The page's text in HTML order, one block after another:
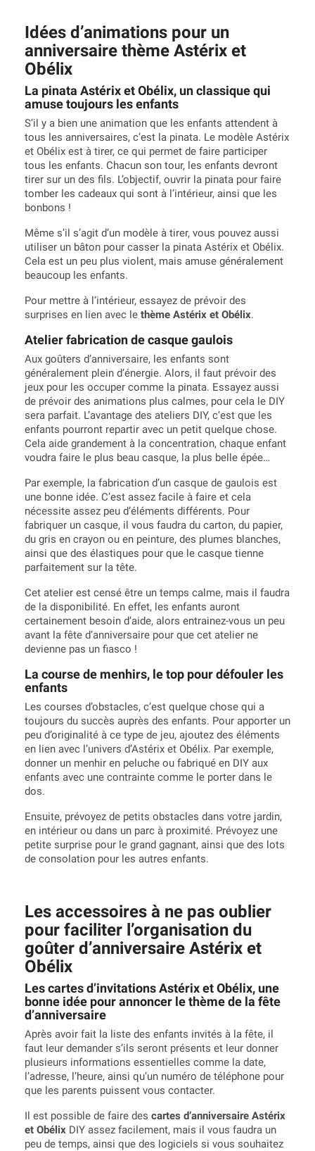
Idées d’animations pour un
anniversaire thème Astérix et
Obélix
La pinata Astérix et Obélix, un classique qui
amuse toujours les enfants
S’il y a bien une animation que les enfants attendent à
tous les anniversaires, c’est la pinata. Le modèle Astérix
et Obélix est à tirer, ce qui permet de faire participer
tous les enfants. Chacun son tour, les enfants devront
tirer sur un des fils. L’objectif, ouvrir la pinata pour faire
tomber les cadeaux qui sont à l’intérieur, ainsi que les
bonbons !
Même s’il s’agit d’un modèle à tirer, vous pouvez aussi
utiliser un bâton pour casser la pinata Astérix et Obélix.
Cela est un peu plus violent, mais amuse généralement
beaucoup les enfants.
Pour mettre à l’intérieur, essayez de prévoir des
surprises en lien avec le thème Astérix et Obélix.
Atelier fabrication de casque gaulois
Aux goûters d’anniversaire, les enfants sont
généralement plein d’énergie. Alors, il faut prévoir des
jeux pour les occuper comme la pinata. Essayez aussi
de prévoir des animations plus calmes, pour cela le DIY
sera parfait. L’avantage des ateliers DIY, c’est que les
enfants pourront repartir avec un petit quelque chose.
Cela aide grandement à la concentration, chaque enfant
voudra faire le plus beau casque, la plus belle épée…
Par exemple, la fabrication d’un casque de gaulois est
une bonne idée. C’est assez facile à faire et cela
nécessite assez peu d’éléments différents. Pour
fabriquer un casque, il vous faudra du carton, du papier,
du gris en crayon ou en peinture, des plumes blanches,
ainsi que des élastiques pour que le casque tienne
parfaitement sur la tête.
Cet atelier est censé être un temps calme, mais il faudra
de la disponibilité. En effet, les enfants auront
certainement besoin d’aide, alors entrainez-vous un peu
avant la fête d’anniversaire pour que cet atelier ne
devienne pas un fiasco !
La course de menhirs, le top pour défouler les
enfants
Les courses d’obstacles, c’est quelque chose qui a
toujours du succès auprès des enfants. Pour apporter un
peu d’originalité à ce type de jeu, ajoutez des éléments
en lien avec l’univers d’Astérix et Obélix. Par exemple,
donner un menhir en peluche ou fabriqué en DIY aux
enfants avec une contrainte comme le porter dans le
dos.
Ensuite, prévoyez de petits obstacles dans votre jardin,
en intérieur ou dans un parc à proximité. Prévoyez une
petite surprise pour le grand gagnant, ainsi que des lots
de consolation pour les autres enfants.
Les accessoires à ne pas oublier
pour faciliter l’organisation du
goûter d’anniversaire Astérix et
Obélix
Les cartes d’invitations Astérix et Obélix, une
bonne idée pour annoncer le thème de la fête
d’anniversaire
Après avoir fait la liste des enfants invités à la fête, il
faut leur demander s’ils seront présents et leur donner
plusieurs informations essentielles comme la date,
l’adresse, l’heure, ainsi qu’un numéro de téléphone pour
que les parents puissent vous contacter.
Il est possible de faire des cartes d’anniversaire Astérix
et Obélix DIY assez facilement, mais il vous faudra un
peu de temps, ainsi que des logiciels si vous souhaitez